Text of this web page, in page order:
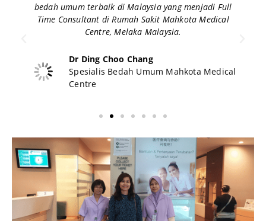
bedah umum terbaik di Malaysia yang menjadi Full
Time Consultant di Rumah Sakit Mahkota Medical
Centre, Melaka Malaysia.
Dr Ding Choo Chang
Spesialis Bedah Umum Mahkota Medical
Centre